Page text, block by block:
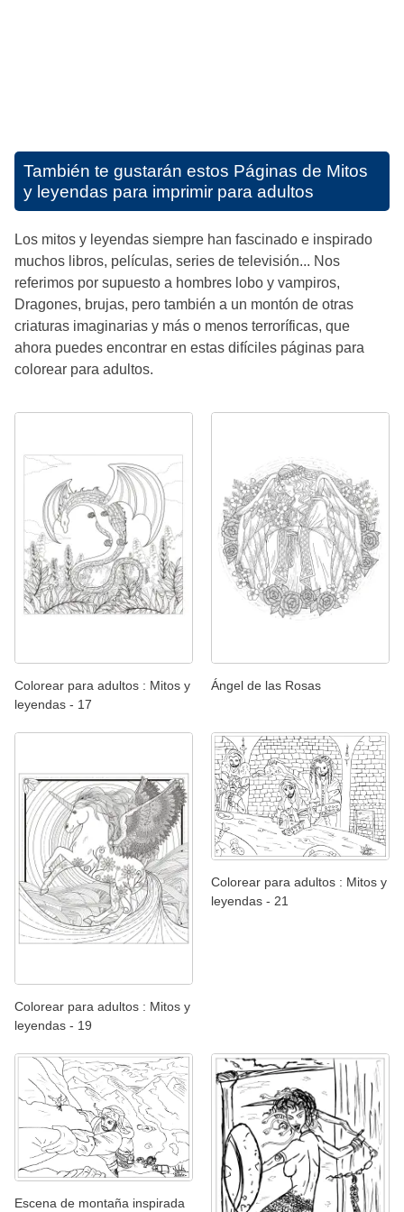
También te gustarán estos Páginas de Mitos
y leyendas para imprimir para adultos
Los mitos y leyendas siempre han fascinado e inspirado
muchos libros, películas, series de televisión... Nos
referimos por supuesto a hombres lobo y vampiros,
Dragones, brujas, pero también a un montón de otras
criaturas imaginarias y más o menos terroríficas, que
ahora puedes encontrar en estas difíciles páginas para
colorear para adultos.
Colorear para adultos : Mitos y
leyendas - 17
Ángel de las Rosas
Colorear para adultos : Mitos y
leyendas - 19
Colorear para adultos : Mitos y
leyendas - 21
Escena de montaña inspirada